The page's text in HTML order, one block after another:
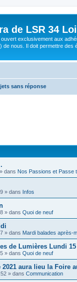
de LSR 34
exclusivement aux
de nous. Il doit permettre des
sans réponse
» dans Nos Passions et Passe
» dans Infos
» dans Quoi de neuf
» dans Mardi balades après-
de Lumières Lundi
» dans Quoi de neuf
2021 aura lieu la Foire
» dans Communication